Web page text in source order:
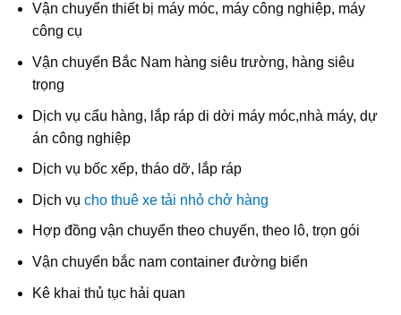
Vận chuyển thiết bị máy móc, máy công nghiệp, máy
công cụ
Vận chuyển Bắc Nam hàng siêu trường, hàng siêu
trọng
Dịch vụ cẩu hàng, lắp ráp di dời máy móc,nhà máy, dự
án công nghiệp
Dịch vụ bốc xếp, tháo dỡ, lắp ráp
Dịch vụ cho thuê xe tải nhỏ chở hàng
Hợp đồng vận chuyển theo chuyến, theo lô, trọn gói
Vận chuyển bắc nam container đường biển
Kê khai thủ tục hải quan